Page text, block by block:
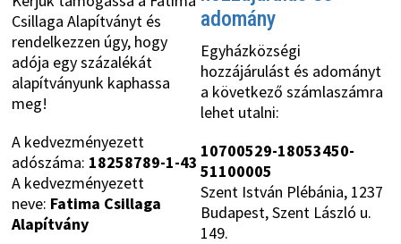
Csillaga Alapítványt és
rendelkezzen úgy, hogy
adója egy százalékát
alapítványunk kaphassa
meg!
A kedvezményezett
adószáma: 18258789-1-43
A kedvezményezett
neve: Fatima Csillaga
Alapítvány
adomány
Egyházközségi
hozzájárulást és adományt
a következő számlaszámra
lehet utalni:
10700529-18053450-
51100005
Szent István Plébánia, 1237
Budapest, Szent László u.
149.